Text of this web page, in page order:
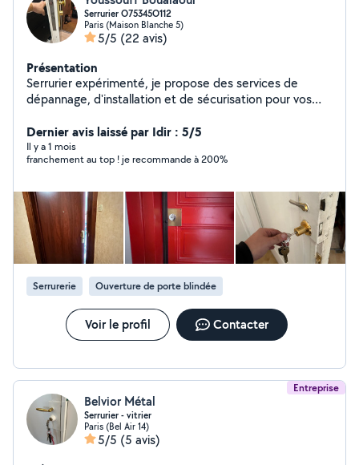
Serrurier O75345O112
Paris (Maison Blanche 5)
5/5 (22 avis)
Présentation
Serrurier expérimenté, je propose des services de
dépannage, d'installation et de sécurisation pour vos
garantis un travail soigné, fiable et sécurisé. »
Dernier avis laissé par Idir : 5/5
Il y a 1 mois
franchement au top ! je recommande à 200%
Serrurerie Ouverture de porte blindée
Voir le profil Contacter
Entreprise
Belvior Métal
Serrurier - vitrier
Paris (Bel Air 14)
5/5 (5 avis)